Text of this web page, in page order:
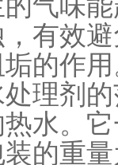
气味
有效
的作
理剂
水。
的重